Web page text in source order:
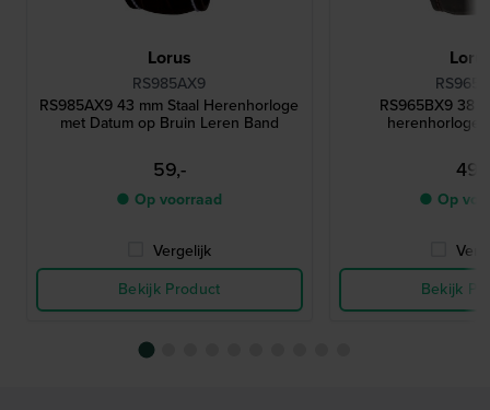
Lorus
RS985AX9
RS985AX9 43 mm Staal Herenhorloge
met Datum op Bruin Leren Band
59,-
● Op voorraad
Vergelijk
Bekijk Product
RS965BX9 38
herenhorloge
49,-
● Op
Bekijk